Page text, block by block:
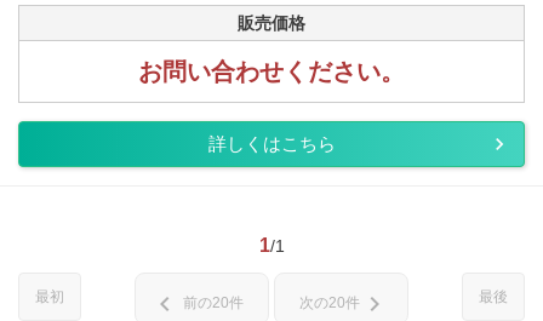
販売価格
お問い合わせください。
詳しくはこちら
1/1
最初 最後
chevron_left 前の20件 次の20件 chevron_right